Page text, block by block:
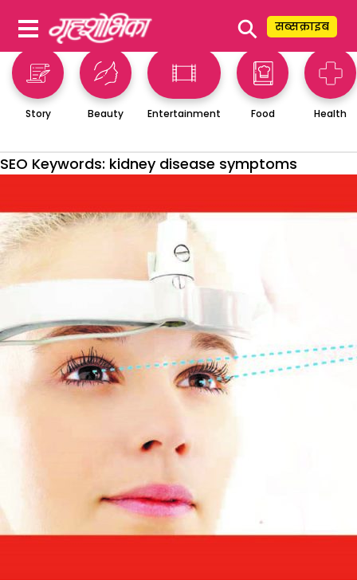
⚲ सब्सक्राइब
Story Beauty Entertainment Food Health
SEO Keywords: kidney disease symptoms